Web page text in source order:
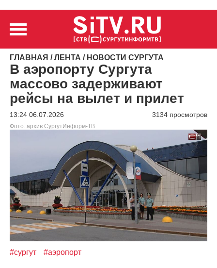
ГЛАВНАЯ /ЛЕНТА / НОВОСТИ СУРГУТА
В аэропорту Сургута
массово задерживают
рейсы на вылет и прилет
13:24 06.07.2026 3134 просмотров
Фото: архив СургутИнформ-ТВ
#сургут #аэропорт